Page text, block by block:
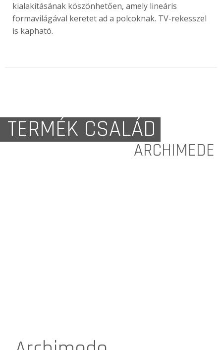
kialakításának köszönhetően, amely lineáris
formavilágával keretet ad a polcoknak. TV-rekesszel
is kapható.
TERMÉK CSALÁD
ARCHIMEDE